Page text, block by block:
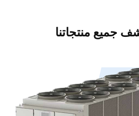
جميع منتجاتنا